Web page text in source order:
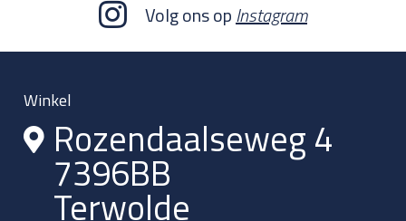
Volg ons opInstagram
Winkel
Rozendaalseweg 4
7396BB
Terwolde